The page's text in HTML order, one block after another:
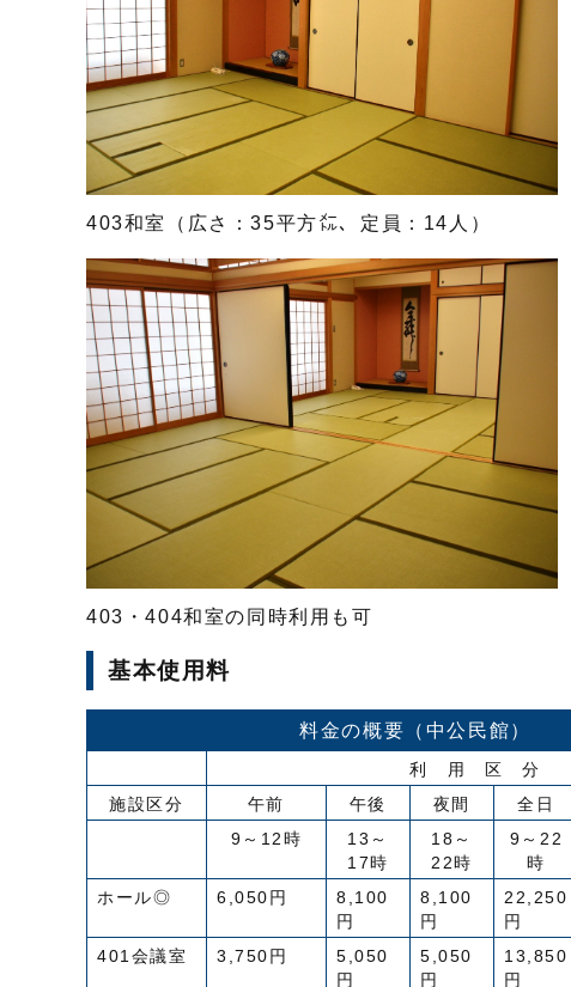
403和室（広さ：35平方㍍、定員：14人）
403・404和室の同時利用も可
基本使用料
料金の概要（中公民館）
利 用 区 分
施設区分
午前 午後 夜間 全日
9～12時
13～
17時
18～
22時
9～22
時
ホール◎
6,050円
8,100
円
8,100
円
22,250
円
401会議室 3,750円
5,050
円
5,050
円
13,850
円